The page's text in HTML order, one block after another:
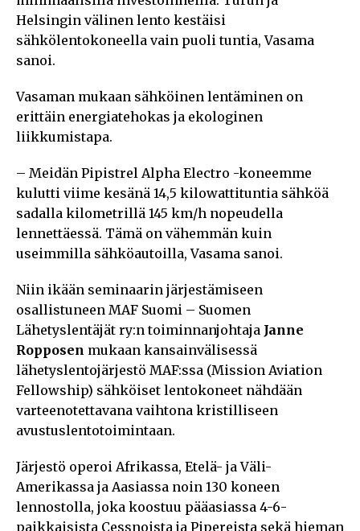
Helsingin välinen lento kestäisi
sähkölentokoneella vain puoli tuntia, Vasama
sanoi.
Vasaman mukaan sähköinen lentäminen on
erittäin energiatehokas ja ekologinen
liikkumistapa.
– Meidän Pipistrel Alpha Electro -koneemme
kulutti viime kesänä 14,5 kilowattituntia sähköä
sadalla kilometrillä 145 km/h nopeudella
lennettäessä. Tämä on vähemmän kuin
useimmilla sähköautoilla, Vasama sanoi.
Niin ikään seminaarin järjestämiseen
osallistuneen MAF Suomi – Suomen
Lähetyslentäjät ry:n toiminnanjohtaja Janne
Ropposen mukaan kansainvälisessä
lähetyslentojärjestö MAF:ssa (Mission Aviation
Fellowship) sähköiset lentokoneet nähdään
varteenotettavana vaihtona kristilliseen
avustuslentotoimintaan.
Järjestö operoi Afrikassa, Etelä- ja Väli-
Amerikassa ja Aasiassa noin 130 koneen
lennostolla, joka koostuu pääasiassa 4-6-
paikkaisista Cessnoista ja Pipereista sekä hieman